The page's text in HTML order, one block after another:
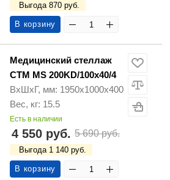
Выгода 870 руб.
В корзину
Медицинский стеллаж
СТМ MS 200KD/100х40/4
ВхШхГ, мм: 1950х1000х400
Вес, кг: 15.5
Есть в наличии
4 550 руб. 5 690 руб.
Выгода 1 140 руб.
В корзину